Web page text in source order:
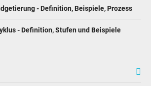
- Definition, Beispiele, Prozess
- Definition, Stufen und Beispiele